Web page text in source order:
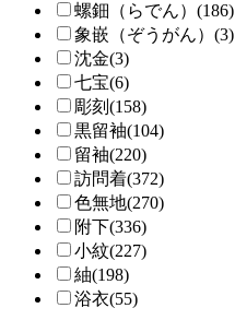
螺鈿（らでん）(186)
象嵌（ぞうがん）(3)
沈金(3)
七宝(6)
彫刻(158)
黒留袖(104)
留袖(220)
訪問着(372)
色無地(270)
附下(336)
小紋(227)
紬(198)
浴衣(55)